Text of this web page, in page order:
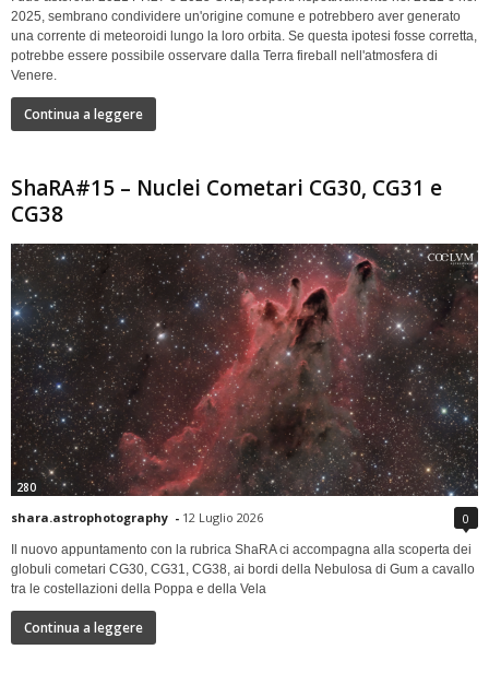
2025, sembrano condividere un'origine comune e potrebbero aver generato
una corrente di meteoroidi lungo la loro orbita. Se questa ipotesi fosse corretta,
potrebbe essere possibile osservare dalla Terra fireball nell'atmosfera di
Venere.
Continua a leggere
ShaRA#15 – Nuclei Cometari CG30, CG31 e
CG38
280
shara.astrophotography - 12 Luglio 2026 0
Il nuovo appuntamento con la rubrica ShaRA ci accompagna alla scoperta dei
globuli cometari CG30, CG31, CG38, ai bordi della Nebulosa di Gum a cavallo
tra le costellazioni della Poppa e della Vela
Continua a leggere